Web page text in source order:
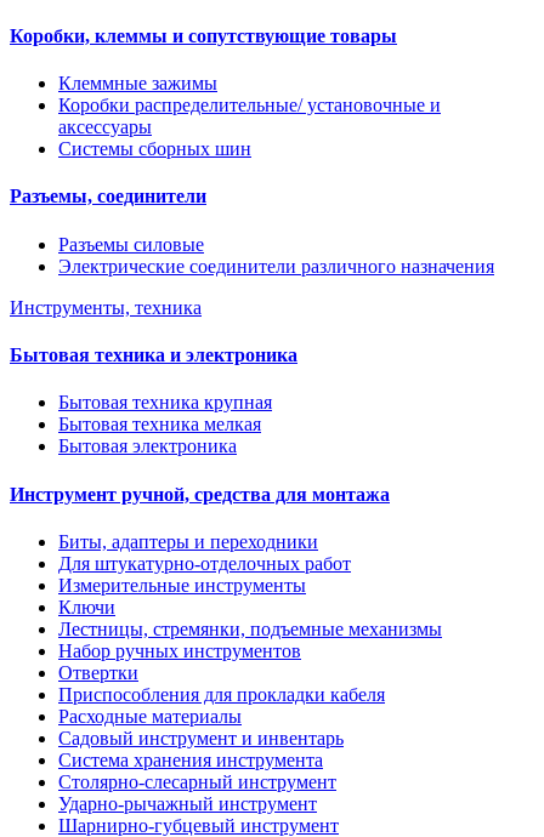
Коробки, клеммы и сопутствующие товары
Клеммные зажимы
Коробки распределительные/ установочные и
аксессуары
Системы сборных шин
Разъемы, соединители
Разъемы силовые
Электрические соединители различного назначения
Инструменты, техника
Бытовая техника и электроника
Бытовая техника крупная
Бытовая техника мелкая
Бытовая электроника
Инструмент ручной, средства для монтажа
Биты, адаптеры и переходники
Для штукатурно-отделочных работ
Измерительные инструменты
Ключи
Лестницы, стремянки, подъемные механизмы
Набор ручных инструментов
Отвертки
Приспособления для прокладки кабеля
Расходные материалы
Садовый инструмент и инвентарь
Система хранения инструмента
Столярно-слесарный инструмент
Ударно-рычажный инструмент
Шарнирно-губцевый инструмент